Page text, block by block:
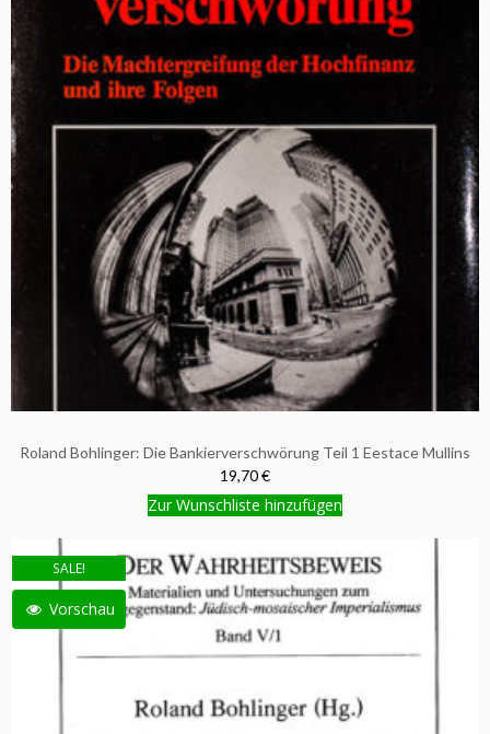
Roland Bohlinger: Die Bankierverschwörung Teil 1 Eestace Mullins
19,70 €
Zur Wunschliste hinzufügen
SALE!
Vorschau